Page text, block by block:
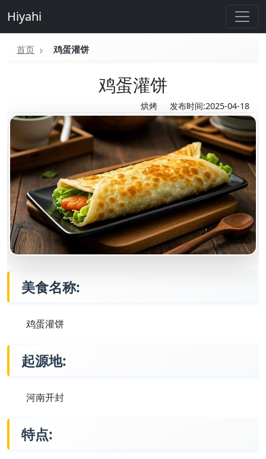
Hiyahi
首页 鸡蛋灌饼
鸡蛋灌饼
烘烤 发布时间:2025-04-18
美食名称:
鸡蛋灌饼
起源地:
河南开封
特点: